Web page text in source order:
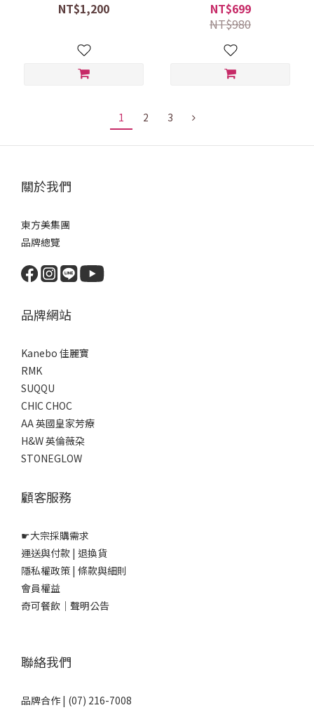
NT$1,200
采洗顏膏2入組
NT$699
NT$980
1 2 3
關於我們
東方美集團
品牌總覽
品牌網站
Kanebo 佳麗寶
RMK
SUQQU
CHIC CHOC
AA 英國皇家芳療
H&W 英倫薇朶
STONEGLOW
顧客服務
☛大宗採購需求
運送與付款 | 退換貨
隱私權政策 | 條款與細則
會員權益
奇可餐飲｜聲明公告
聯絡我們
品牌合作 | (07) 216-7008